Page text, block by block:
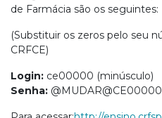
de Farmácia são os seguintes:
(Substituir os zeros pelo seu
CRFCE)
Login: ce00000 (minúsculo)
Senha: